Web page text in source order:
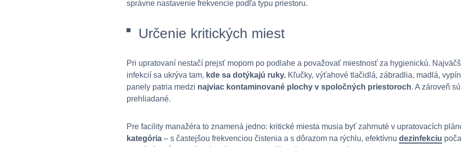
správne nastavenie frekvencie podľa typu priestoru.
Určenie kritických miest
Pri upratovaní nestačí prejsť mopom po podlahe a považovať miestnosť za hygienickú.
infekcií sa ukrýva tam, kde sa dotýkajú ruky. Kľučky, výťahové tlačidlá, zábradlia, madlá,
panely patria medzi najviac kontaminované plochy v spoločných priestoroch. A zároveň
prehliadané.
Pre facility manažéra to znamená jedno: kritické miesta musia byť zahrnuté v upratovacích
kategória – s častejšou frekvenciou čistenia a s dôrazom na rýchlu, efektívnu dezinfekciu